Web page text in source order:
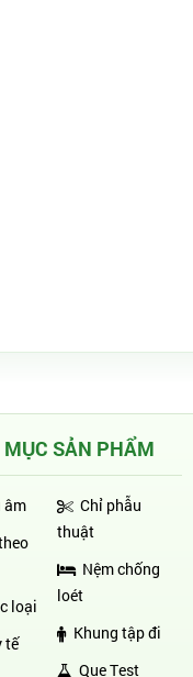
SẢN PHẨM
âm
loại
tế
Chỉ phẫu
thuật
Nệm chống
loét
Khung tập đi
Que Test